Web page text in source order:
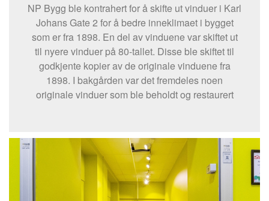
NP Bygg ble kontrahert for å skifte ut vinduer i Karl
Johans Gate 2 for å bedre inneklimaet i bygget
som er fra 1898. En del av vinduene var skiftet ut
til nyere vinduer på 80-tallet. Disse ble skiftet til
godkjente kopier av de originale vinduene fra
1898. I bakgården var det fremdeles noen
originale vinduer som ble beholdt og restaurert